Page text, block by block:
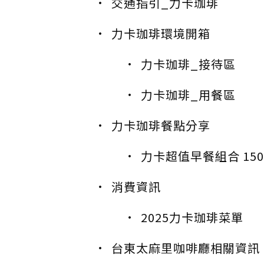
力卡珈琲環境開箱
力卡珈琲_接待區
力卡珈琲_用餐區
力卡珈琲餐點分享
力卡超值早餐組合
消費資訊
2025力卡珈琲菜單
台東太麻里咖啡廳相關資訊